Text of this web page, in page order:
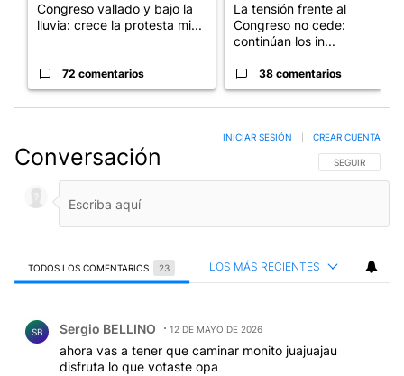
Congreso vallado y bajo la
lluvia: crece la protesta mi...
72 comentarios
La tensión frente al
Congreso no cede:
continúan los in...
38 comentarios
Conversación SIGA ESTA
SEGUIR
INICIAR SESIÓN CREAR CUENTA
TODOS LOS COMENTARIOS 23 LOS MÁS RECIENTES
SB Sergio BELLINO 12 DE MAYO DE 2026
ahora vas a tener que caminar monito juajuajau
disfruta lo que votaste opa